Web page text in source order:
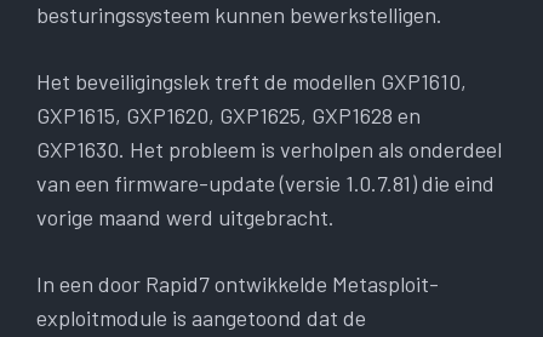
besturingssysteem kunnen bewerkstelligen.
Het beveiligingslek treft de modellen GXP1610,
GXP1615, GXP1620, GXP1625, GXP1628 en
GXP1630. Het probleem is verholpen als onderdeel
van een firmware-update (versie 1.0.7.81) die eind
vorige maand werd uitgebracht.
In een door Rapid7 ontwikkelde Metasploit-
exploitmodule is aangetoond dat de